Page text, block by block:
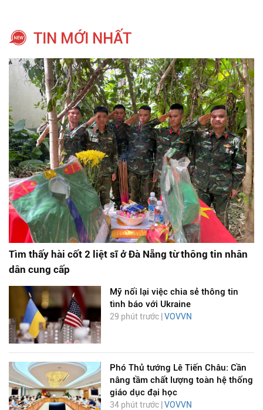
TIN MỚI NHẤT
Tìm thấy hài cốt 2 liệt sĩ ở Đà Nẵng từ thông tin nhân
dân cung cấp
Mỹ nối lại việc chia sẻ thông tin
tình báo với Ukraine
29 phút trước | VOVVN
Phó Thủ tướng Lê Tiến Châu: Cần
nâng tầm chất lượng toàn hệ thống
giáo dục đại học
34 phút trước | VOVVN